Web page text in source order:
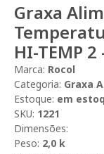
Graxa
HI-TEMP 2
Marca: Rocol
Categoria: Graxa
Estoque: em
SKU: 1221
Dimensões:
Peso: 2,0 k